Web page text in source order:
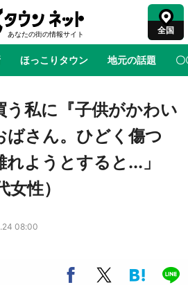
全国
ほっこりタウン 地元の話題 〇
あの時はありがとう 物語がはじ
ダークネスが栃木県を征服！？ 県
動画で「聖地」が生産されてます
1／31】
ヒルズ展望台でコラボ、本邦初公開
＆影山飛雄が笹かまを食べる！ アニ
う私に『子供がかわい
ばさん。ひどく傷つ
ようとすると...」
女性）
08:00